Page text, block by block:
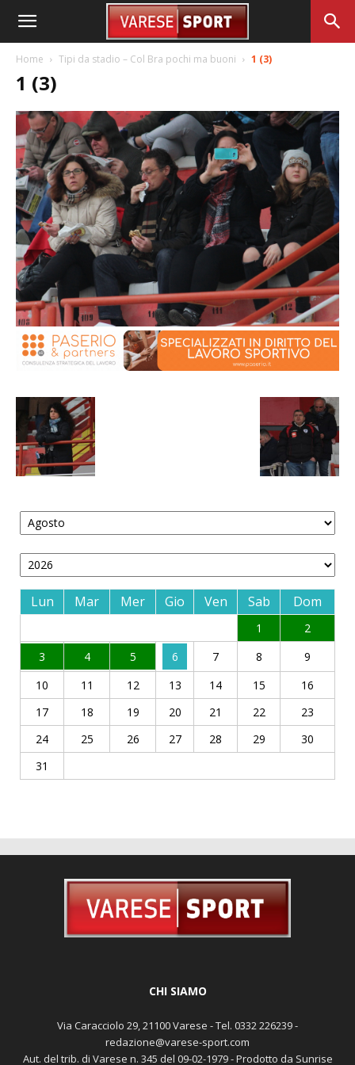
Home Tipi da stadio – Col Bra pochi ma buoni 1 (3)
1 (3)
Lun Mar Mer Gio Ven Sab Dom
1
2
3
4 5 6 7 8
9
10
11 12 13 14 15
16
17
18 19 20 21 22
23
24
25 26 27 28 29
30
31
CHI SIAMO
Via Caracciolo 29, 21100 Varese - Tel. 0332 226239 -
redazione@varese-sport.com
Aut. del trib. di Varese n. 345 del 09-02-1979 - Prodotto da Sunrise